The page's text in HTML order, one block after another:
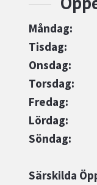
Måndag:
Tisdag:
Onsdag:
Torsdag:
Fredag:
Lördag:
Söndag:
Särskilda